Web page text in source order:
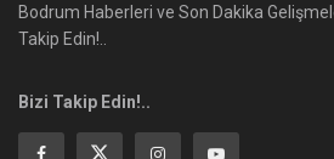
Bodrum Haberleri ve Son Dakika
Takip Edin!..
Bizi Takip Edin!..